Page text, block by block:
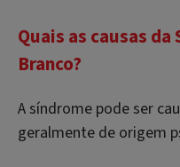
Quais as causas
Branco?
A síndrome pode ser
geralmente de origem